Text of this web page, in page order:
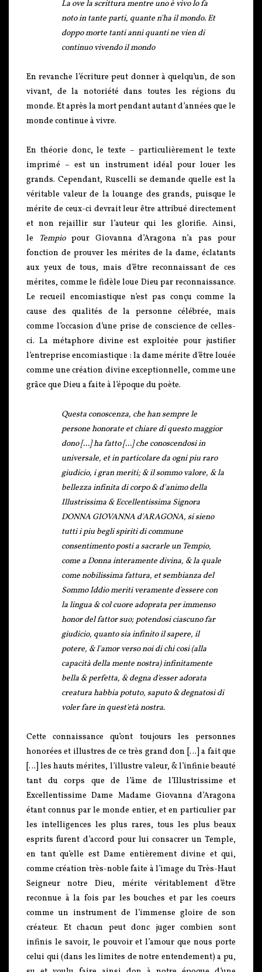
La ove la scrittura mentre uno è vivo lo fa
noto in tante parti, quante n'ha il mondo. Et
doppo morte tanti anni quanti ne vien di
continuo vivendo il mondo
En revanche l’écriture peut donner à quelqu’un, de son
vivant, de la notoriété dans toutes les régions du
monde. Et après la mort pendant autant d’années que le
monde continue à vivre.
En théorie donc, le texte – particulièrement le texte
imprimé – est un instrument idéal pour louer les
grands. Cependant, Ruscelli se demande quelle est la
véritable valeur de la louange des grands, puisque le
mérite de ceux-ci devrait leur être attribué directement
et non rejaillir sur l’auteur qui les glorifie. Ainsi,
le
Tempiopour Giovanna d’Aragona n’a pas pour
fonction de prouver les mérites de la dame, éclatants
aux yeux de tous, mais d’être reconnaissant de ces
mérites, comme le fidèle loue Dieu par reconnaissance.
Le recueil encomiastique n’est pas conçu comme la
cause des qualités de la personne célébrée, mais
comme l’occasion d’une prise de conscience de celles-
ci. La métaphore divine est exploitée pour justifier
l’entreprise encomiastique : la dame mérite d’être louée
comme une création divine exceptionnelle, comme une
grâce que Dieu a faite à l’époque du poète.
Questa conoscenza, che han sempre le
persone honorate et chiare di questo maggior
dono [...] ha fatto [...] che conoscendosi in
universale, et in particolare da ogni piu raro
giudicio, i gran meriti; & il sommo valore, & la
bellezza infinita di corpo & d'animo della
Illustrissima & Eccellentissima Signora
DONNA GIOVANNA d'ARAGONA, si sieno
tutti i piu begli spiriti di commune
consentimento posti a sacrarle un Tempio,
come a Donna interamente divina, & la quale
come nobilissima fattura, et sembianza del
Sommo Iddio meriti veramente d'essere con
la lingua & col cuore adoprata per immenso
honor del fattor suo; potendosi ciascuno far
giudicio, quanto sia infinito il sapere, il
potere, & l'amor verso noi di chi cosi (alla
capacità della mente nostra) infinitamente
bella & perfetta, & degna d'esser adorata
creatura habbia potuto, saputo & degnatosi di
voler fare in quest'età nostra.
Cette connaissance qu’ont toujours les personnes
honorées et illustres de ce très grand don […] a fait que
[…] les hauts mérites, l’illustre valeur, & l’infinie beauté
tant du corps que de l’âme de l’Illustrissime et
Excellentissime Dame Madame Giovanna d’Aragona
étant connus par le monde entier, et en particulier par
les intelligences les plus rares, tous les plus beaux
esprits furent d’accord pour lui consacrer un Temple,
en tant qu’elle est Dame entièrement divine et qui,
comme création très-noble faite à l’image du Très-Haut
Seigneur notre Dieu, mérite véritablement d’être
reconnue à la fois par les bouches et par les coeurs
comme un instrument de l’immense gloire de son
créateur. Et chacun peut donc juger combien sont
infinis le savoir, le pouvoir et l’amour que nous porte
celui qui (dans les limites de notre entendement) a pu,